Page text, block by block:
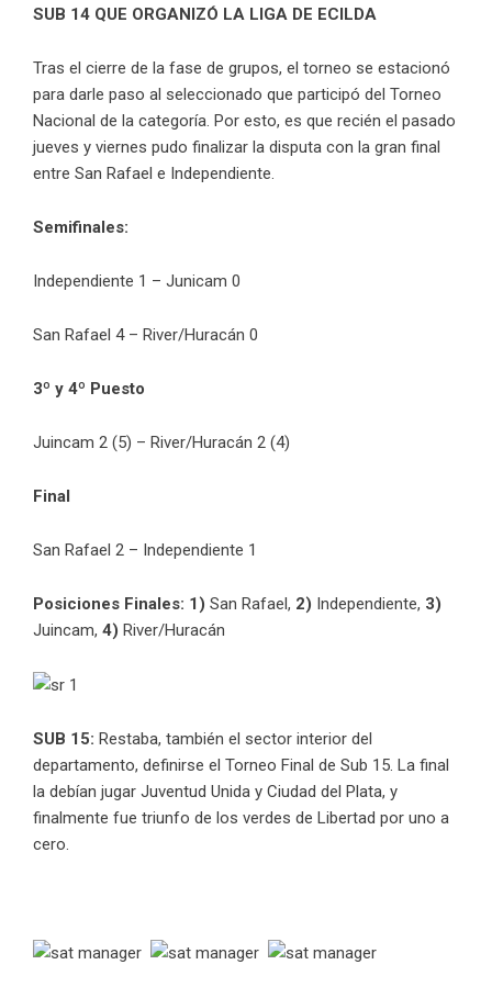
SUB 14 QUE ORGANIZÓ LA LIGA DE ECILDA
Tras el cierre de la fase de grupos, el torneo se estacionó
para darle paso al seleccionado que participó del Torneo
Nacional de la categoría. Por esto, es que recién el pasado
jueves y viernes pudo finalizar la disputa con la gran final
entre San Rafael e Independiente.
Semifinales:
Independiente 1 – Junicam 0
San Rafael 4 – River/Huracán 0
3º y 4º Puesto
Juincam 2 (5) – River/Huracán 2 (4)
Final
San Rafael 2 – Independiente 1
Posiciones Finales: 1) San Rafael, 2) Independiente, 3)
Juincam, 4) River/Huracán
SUB 15: Restaba, también el sector interior del
departamento, definirse el Torneo Final de Sub 15. La final
la debían jugar Juventud Unida y Ciudad del Plata, y
finalmente fue triunfo de los verdes de Libertad por uno a
cero.